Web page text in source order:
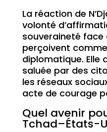
La réaction de
volonté
souveraineté face
perçoivent
diplomatique. Elle
saluée par des
les réseaux
acte de courage
Quel avenir
Tchad–États-